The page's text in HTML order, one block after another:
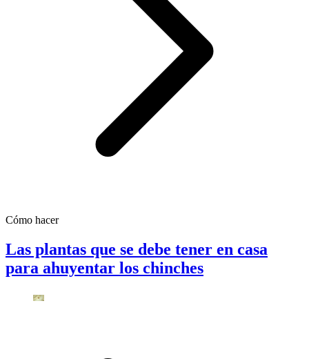
Cómo hacer
Las plantas que se debe tener en casa
para ahuyentar los chinches